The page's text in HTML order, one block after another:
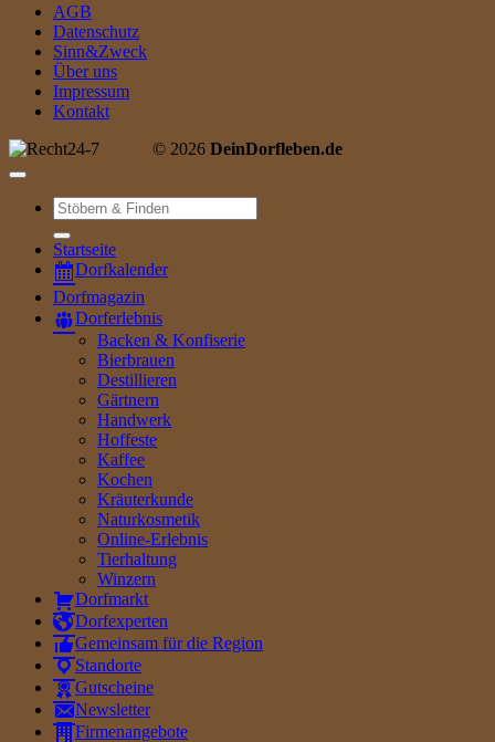
AGB
Datenschutz
Sinn&Zweck
Über uns
Impressum
Kontakt
© 2026 DeinDorfleben.de
Suche
nach:
Startseite
Dorfkalender
Dorfmagazin
Dorferlebnis
Backen & Konfiserie
Bierbrauen
Destillieren
Gärtnern
Handwerk
Hoffeste
Kaffee
Kochen
Kräuterkunde
Naturkosmetik
Online-Erlebnis
Tierhaltung
Winzern
Dorfmarkt
Dorfexperten
Gemeinsam für die Region
Standorte
Gutscheine
Newsletter
Firmenangebote